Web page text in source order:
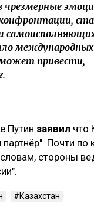
чрезмерные
привести, -
Путин заявил что
партнёр". Почти
стороны
Казахстан